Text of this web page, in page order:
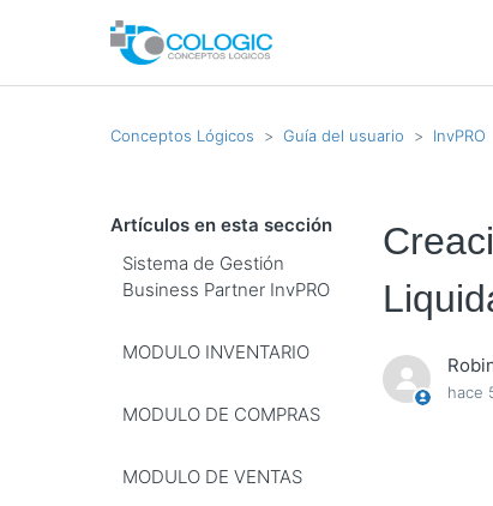
Conceptos Lógicos Guía del usuario InvPRO
Artículos en esta sección
Sistema de Gestión
Business Partner InvPRO
MODULO INVENTARIO
MODULO DE COMPRAS
MODULO DE VENTAS
hace